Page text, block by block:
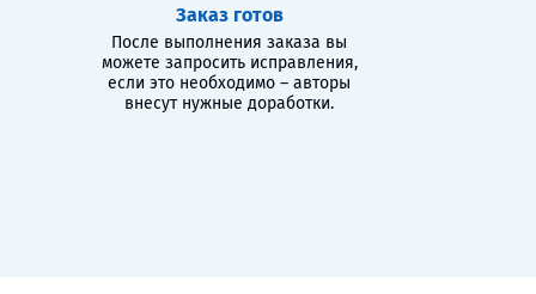
Заказ готов
После выполнения заказа вы
можете запросить исправления,
если это необходимо – авторы
внесут нужные доработки.